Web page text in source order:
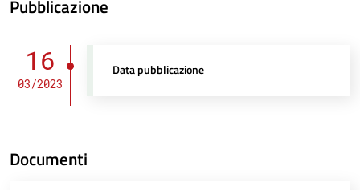
Pubblicazione
16
03/2023
Data pubblicazione
Documenti